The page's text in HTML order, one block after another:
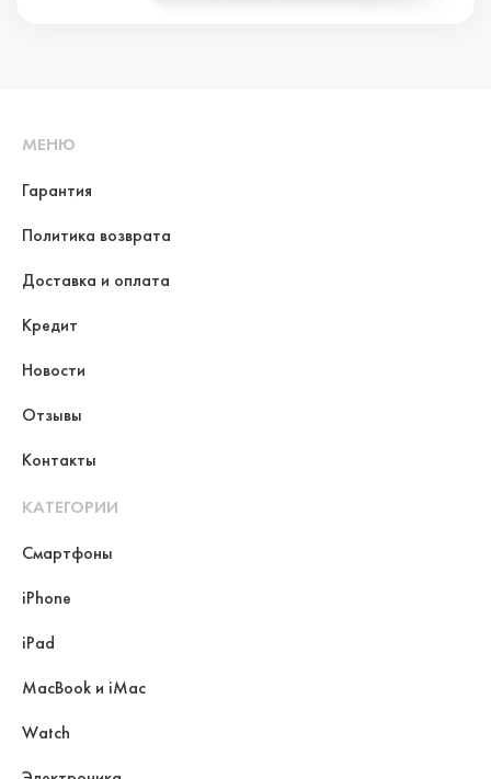
МЕНЮ
Гарантия
Политика возврата
Доставка и оплата
Кредит
Новости
Отзывы
Контакты
КАТЕГОРИИ
Смартфоны
iPhone
iPad
MacBook и iMac
Watch